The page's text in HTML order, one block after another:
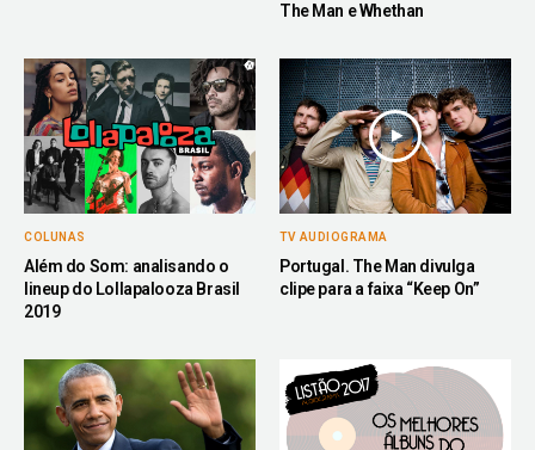
The Man e Whethan
COLUNAS
Além do Som: analisando o
lineup do Lollapalooza Brasil
2019
TV AUDIOGRAMA
Portugal. The Man divulga
clipe para a faixa “Keep On”